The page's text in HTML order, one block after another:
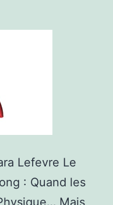
Lefevre Le
: Quand les
Mais